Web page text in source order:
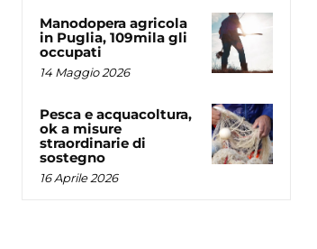
Manodopera agricola
in Puglia, 109mila gli
occupati
14 Maggio 2026
Pesca e acquacoltura,
ok a misure
straordinarie di
sostegno
16 Aprile 2026